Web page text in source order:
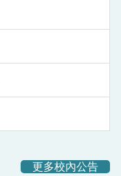
更多校內公告